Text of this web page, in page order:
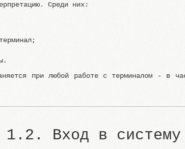
Среди них:
при любой работе с терминалом - в
1.2. Вход в систему